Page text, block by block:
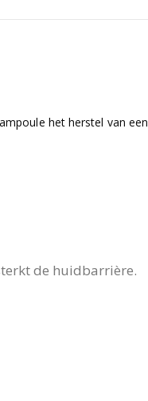
het herstel van een
de huidbarrière.